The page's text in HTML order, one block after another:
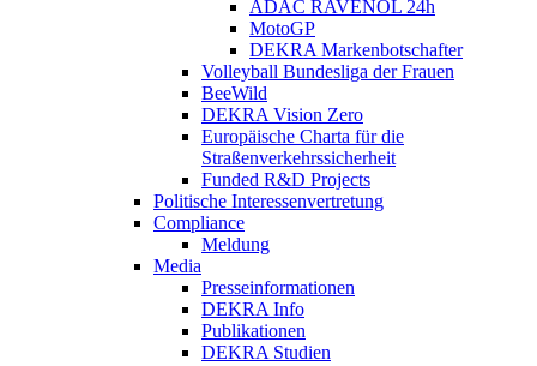
ADAC RAVENOL 24h
MotoGP
DEKRA Markenbotschafter
Volleyball Bundesliga der Frauen
BeeWild
DEKRA Vision Zero
Europäische Charta für die
Straßenverkehrssicherheit
Funded R&D Projects
Politische Interessenvertretung
Compliance
Meldung
Media
Presseinformationen
DEKRA Info
Publikationen
DEKRA Studien